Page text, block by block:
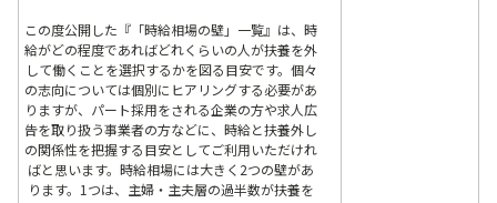
この度公開した『「時給相場の壁」一覧』は、時
給がどの程度であればどれくらいの人が扶養を外
して働くことを選択するかを図る目安です。個々
の志向については個別にヒアリングする必要があ
りますが、パート採用をされる企業の方や求人広
告を取り扱う事業者の方などに、時給と扶養外し
の関係性を把握する目安としてご利用いただけれ
ばと思います。時給相場には大きく2つの壁があ
ります。1つは、主婦・主夫層の過半数が扶養を